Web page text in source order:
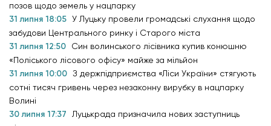
позов щодо земель у нацпарку
31 липня 18:05 У Луцьку провели громадські слухання щодо
забудови Центрального ринку і Старого міста
31 липня 12:50
Син волинського лісівника купив конюшню
«Поліського лісового офісу» майже за мільйон
31 липня 10:00 З держпідприємства «Ліси України» стягують
сотні тисяч гривень через незаконну вирубку в нацпарку
Волині
30 липня 17:37
Луцькрада призначила нових заступниць